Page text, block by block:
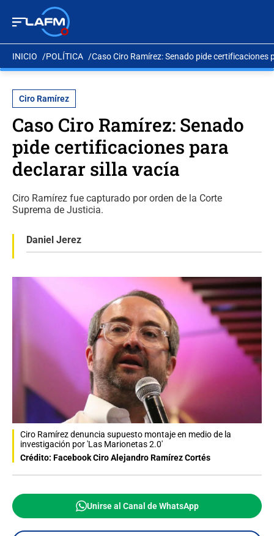
INICIO POLÍTICA Caso Ciro Ramírez: Senado pide certificaciones
Ciro Ramírez
Caso Ciro Ramírez: Senado
pide certificaciones para
declarar silla vacía
Ciro Ramírez fue capturado por orden de la Corte
Suprema de Justicia.
Daniel Jerez
Ciro Ramírez denuncia supuesto montaje en medio de la
investigación por 'Las Marionetas 2.0'
Crédito: Facebook Ciro Alejandro Ramírez Cortés
Unirse al Canal de WhatsApp